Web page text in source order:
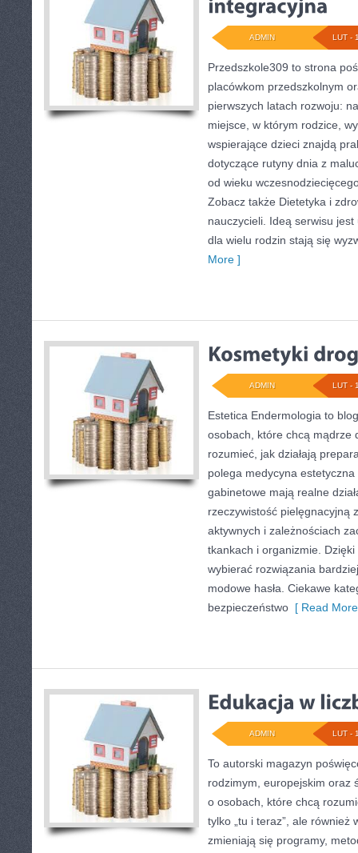
LUT -
ADMIN
Przedszkole309 to strona
placówkom przedszkolnym
pierwszych latach rozwoju:
miejsce, w którym rodzice,
wspierające dzieci znajdą
dotyczące rutyny dnia z
od wieku
Zobacz także Dietetyka i
nauczycieli. Ideą serwisu
dla wielu rodzin stają się
More ]
LUT -
ADMIN
Estetica Endermologia to
osobach, które chcą mądrze
rozumieć, jak działają
polega medycyna
gabinetowe mają realne
rzeczywistość pielęgnacyjną
aktywnych i zależnościach
tkankach i organizmie.
wybierać rozwiązania
modowe hasła. Ciekawe
bezpieczeństwo [ Read
LUT -
ADMIN
To autorski magazyn
rodzimym, europejskim oraz
o osobach, które chcą
tylko „tu i teraz”, ale również
zmieniają się programy,